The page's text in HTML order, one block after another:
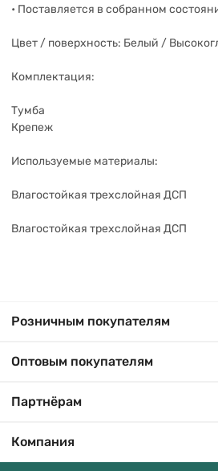
• Поставляется в собранном
Цвет / поверхность: Белый /
Комплектация:
Тумба
Крепеж
Используемые материалы:
Влагостойкая трехслойная ДСП
Влагостойкая трехслойная ДСП
Розничным покупателям
Оптовым покупателям
Партнёрам
Компания